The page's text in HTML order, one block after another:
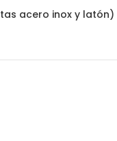
acero inox y latón)